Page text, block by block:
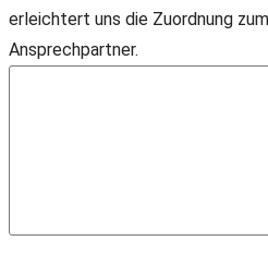
erleichtert uns die Zuordnung
Ansprechpartner.